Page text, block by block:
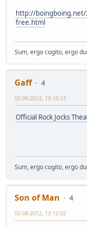
http://
free.html
Sum, ergo cogito, ergo
Gaff
4
02-09-2012, 10:10:13
Official Rock Jocks
Sum, ergo cogito, ergo
Son of Man
4
02-09-2012, 13:12:02